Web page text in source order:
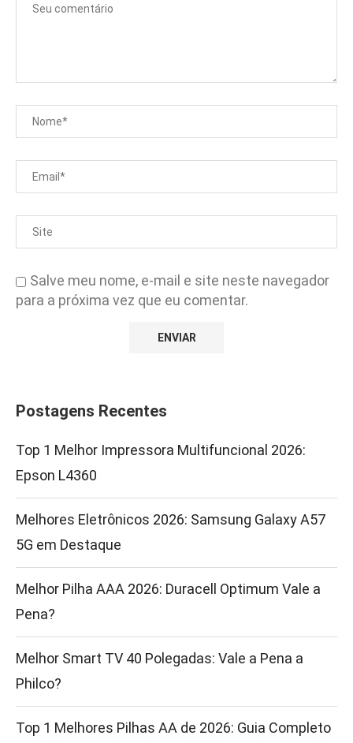
Salve meu nome, e-mail e site neste navegador
para a próxima vez que eu comentar.
Postagens Recentes
Top 1 Melhor Impressora Multifuncional 2026:
Epson L4360
Melhores Eletrônicos 2026: Samsung Galaxy A57
5G em Destaque
Melhor Pilha AAA 2026: Duracell Optimum Vale a
Pena?
Melhor Smart TV 40 Polegadas: Vale a Pena a
Philco?
Top 1 Melhores Pilhas AA de 2026: Guia Completo